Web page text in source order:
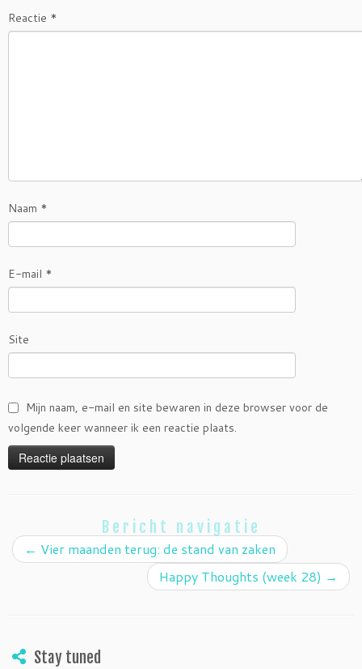
Reactie *
Naam *
E-mail *
Site
Mijn naam, e-mail en site bewaren in deze browser voor de
volgende keer wanneer ik een reactie plaats.
Bericht navigatie
← Vier maanden terug: de stand van zaken
Happy Thoughts (week 28) →
Stay tuned